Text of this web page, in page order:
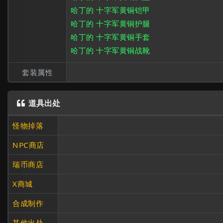
哈丁的 十字军黄铜铠甲
哈丁的 十字军黄铜护腿
哈丁的 十字军黄铜手套
哈丁的 十字军黄铜战靴
套装属性
 道具出处
怪物掉落
NPC商店
瑞币商店
X商城
合成制作